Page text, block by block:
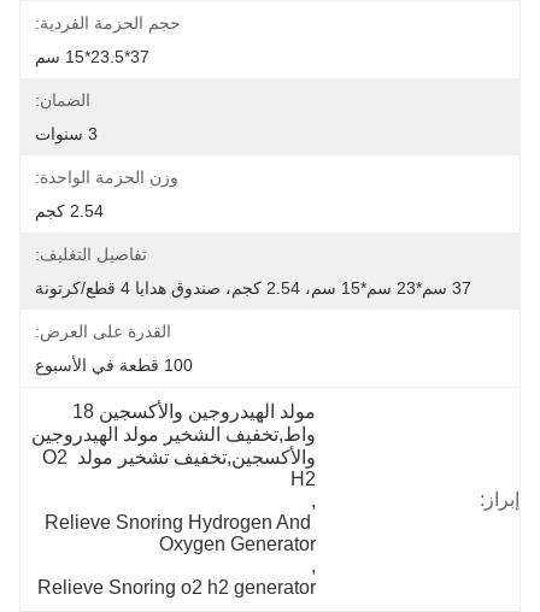
حجم الحزمة الفردية:
37*23.5*15 سم
الضمان:
وزن الحزمة الواحدة:
2.54 كجم
تفاصيل التغليف:
37 سم*23 سم*15 سم، 2.54 كجم، صندوق هدايا 4 قطع/كرتونة
القدرة على العرض:
100 قطعة في الأسبوع
إبراز:
مولد الهيدروجين والأكسجين 18
واط,تخفيف الشخير مولد الهيدروجين
والأكسجين,تخفيف تشخير مولد O2
H2
,
Relieve Snoring Hydrogen And
Oxygen Generator
,
Relieve Snoring o2 h2 generator